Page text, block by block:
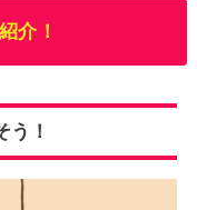
介！
！